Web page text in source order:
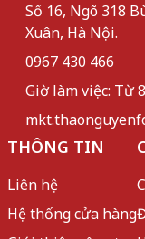
Số 16, Ngõ 318
Xuân, Hà Nội.
0967 430 466
Giờ làm việc: Từ
THÔNG TIN
Liên hệ
Hệ thống cửa hàng